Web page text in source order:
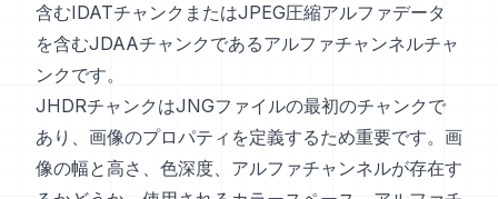
含むIDATチャンクまたはJPEG圧縮アルファデータ
を含むJDAAチャンクであるアルファチャンネルチャ
ンクです。
JHDRチャンクはJNGファイルの最初のチャンクで
あり、画像のプロパティを定義するため重要です。画
像の幅と高さ、色深度、アルファチャンネルが存在す